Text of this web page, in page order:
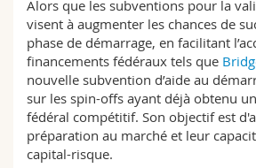
Alors que les subventions pour la
visent à augmenter les chances de
phase de démarrage, en facilitant
financements fédéraux tels que
nouvelle subvention d’aide au
sur les spin-offs ayant déjà obtenu
fédéral compétitif. Son objectif est
préparation au marché et leur
capital-risque.